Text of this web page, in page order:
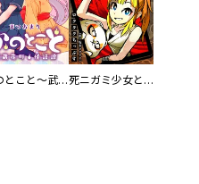
かのとこと～武蔵花町怪話譚～ 【連載版】 死ニガミ少女とスマホ神